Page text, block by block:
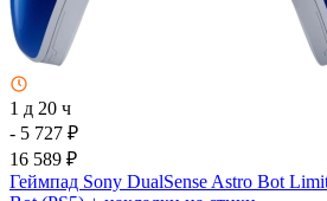
1 д 20 ч
- 5 727 ₽
16 589 ₽
Геймпад Sony DualSense Astro Bot